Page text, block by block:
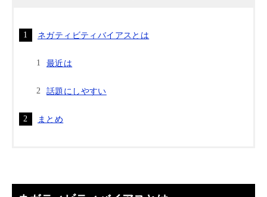
ネガティビティバイアスとは
最近は
話題にしやすい
まとめ